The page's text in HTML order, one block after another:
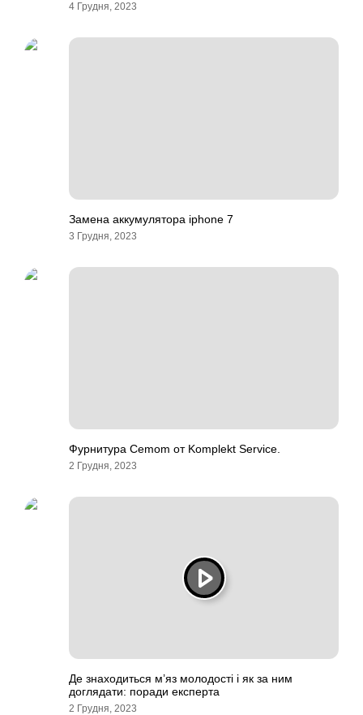
4 Грудня, 2023
Замена аккумулятора iphone 7
3 Грудня, 2023
Фурнитура Cemom от Komplekt Service.
2 Грудня, 2023
Де знаходиться м’яз молодості і як за ним
доглядати: поради експерта
2 Грудня, 2023